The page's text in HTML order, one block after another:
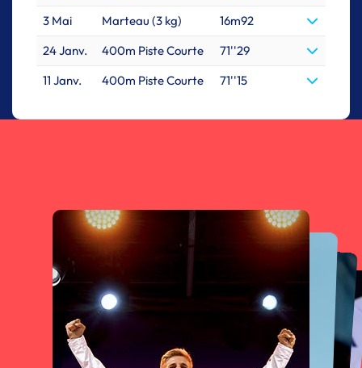
3 Mai
Marteau (3 kg)
16m92
24 Janv.
400m Piste Courte
71''29
11 Janv.
400m Piste Courte 71''15